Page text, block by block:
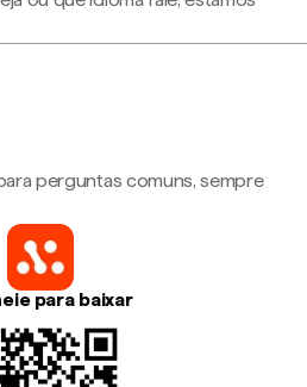
perguntas comuns, sempre
para baixar